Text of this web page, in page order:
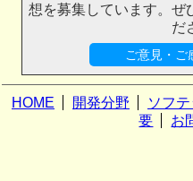
想を募集しています。ぜ
だ
ご意見・ご
HOME 開発分野 ソフ
要
お